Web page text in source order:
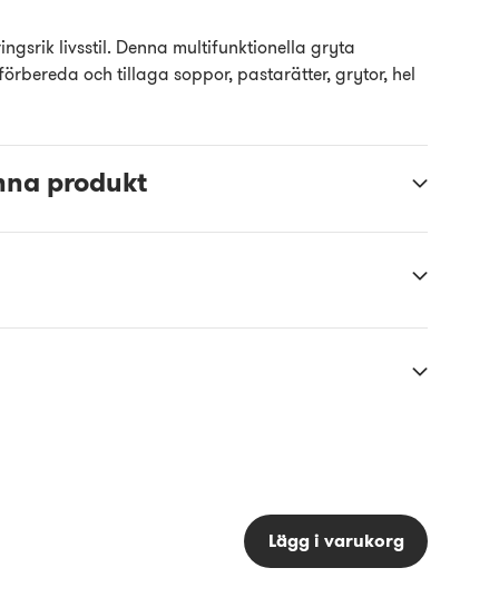
livsstil. Denna multifunktionella gryta
och tillaga soppor, pastarätter, grytor, hel
produkt
Lägg i varukorg